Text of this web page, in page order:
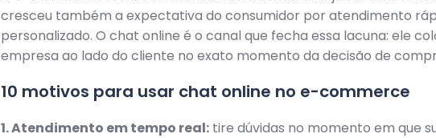
cresceu também a expectativa do consumidor por atendimento
personalizado. O chat online é o canal que fecha essa lacuna: ele
empresa ao lado do cliente no exato momento da decisão de
10 motivos para usar chat online no e-commerce
1. Atendimento em tempo real: tire dúvidas no momento em que